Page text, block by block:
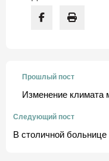
Прошлый пост
Изменение климата
Следующий пост
В столичной